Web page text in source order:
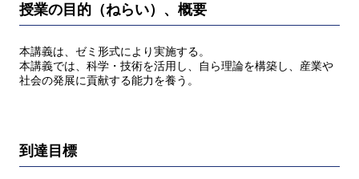
授業の目的（ねらい）、概要
本講義は、ゼミ形式により実施する。
本講義では、科学・技術を活用し、自ら理論を構築し、産業や
社会の発展に貢献する能力を養う。
到達目標